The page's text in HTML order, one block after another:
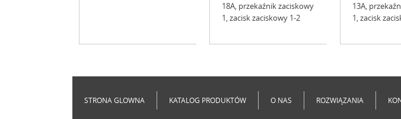
18A, przekaźnik zaciskowy
1, zacisk zaciskowy 1-2
13A,
1, zacisk
STRONA GLOWNA KATALOG PRODUKTÓW O NAS ROZWIĄZANIA